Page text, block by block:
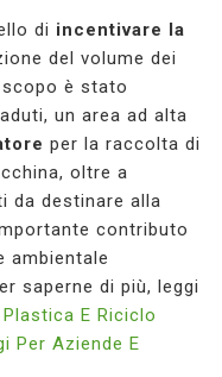
di incentivare la
del volume dei
è stato
un area ad alta
per la raccolta di
oltre a
da destinare alla
contributo
ambientale
saperne di più, leggi
E Riciclo
Per Aziende E